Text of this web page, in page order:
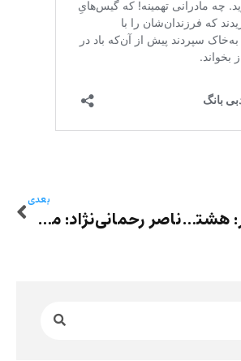
نسیم خاکسار: هشتادسالگی محسن یلفانی
بعدی
ناصر رحمانی‌نژاد: محسن یلفانی عزیز، ۸۰ سالگی‌ات مبارک!